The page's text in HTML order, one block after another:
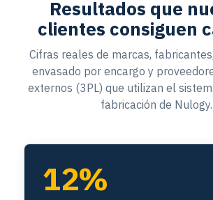
Resultados que
clientes consiguen
Cifras reales de marcas,
envasado por encargo y
externos (3PL) que utilizan el
fabricación de Nulogy.
12%